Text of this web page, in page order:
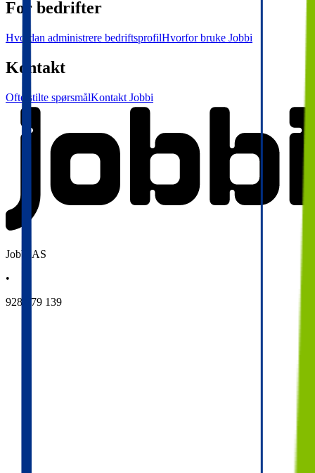
For bedrifter
Hvordan administrere bedriftsprofilHvorfor bruke Jobbi
Kontakt
Ofte stilte spørsmålKontakt Jobbi
Jobbi AS
•
928 079 139